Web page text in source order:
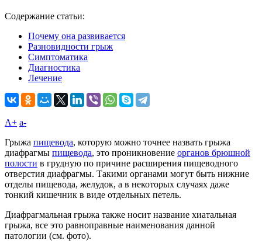
Содержание статьи:
Почему она развивается
Разновидности грыж
Симптоматика
Диагностика
Лечение
A+ а-
Грыжа пищевода, которую можно точнее назвать грыжа
диафрагмы пищевода, это проникновение органов брюшной
полости в грудную по причине расширения пищеводного
отверстия диафрагмы. Такими органами могут быть нижние
отделы пищевода, желудок, а в некоторых случаях даже
тонкий кишечник в виде отдельных петель.
Диафрагмальная грыжа также носит название хиатальная
грыжа, все это равноправные наименования данной
патологии (см. фото).